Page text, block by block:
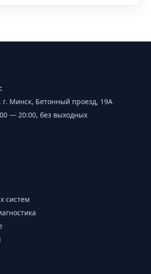
г. Минск, Бетонный проезд, 19А
— 20:00, без выходных
систем